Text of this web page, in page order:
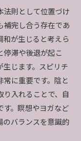
る瞑想法
る瞑想のコツ
整える呼吸法
る方法
取る方法
取り方
法則として位置づけ
補完し合う存在であ
和が生じると考えら
停滞や後退が起こ
生じます。スピリチ
常に重要です。陰と
り入れることで、自
す。瞑想やヨガなど
のバランスを意識的